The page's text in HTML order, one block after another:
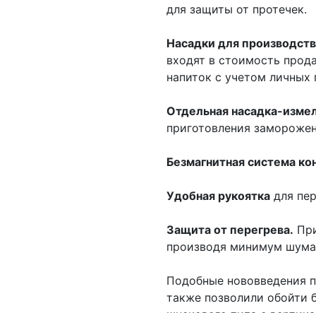
для защиты от протечек.
Насадки для
входят в стоимость
напиток с учетом личных
Отдельная насадка-
приготовления
Безмагнитная система
Удобная рукоятка для
Защита от перегрева.
производя минимум
Подобные нововведения
также позволили